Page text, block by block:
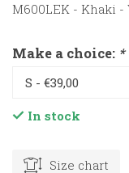
M600LEK - Khaki -
Make a choice: *
In stock
Size chart